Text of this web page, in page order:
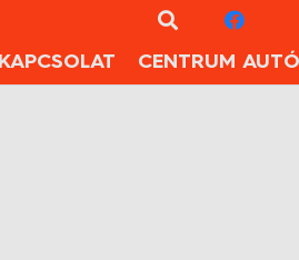
KAPCSOLAT CENTRUM